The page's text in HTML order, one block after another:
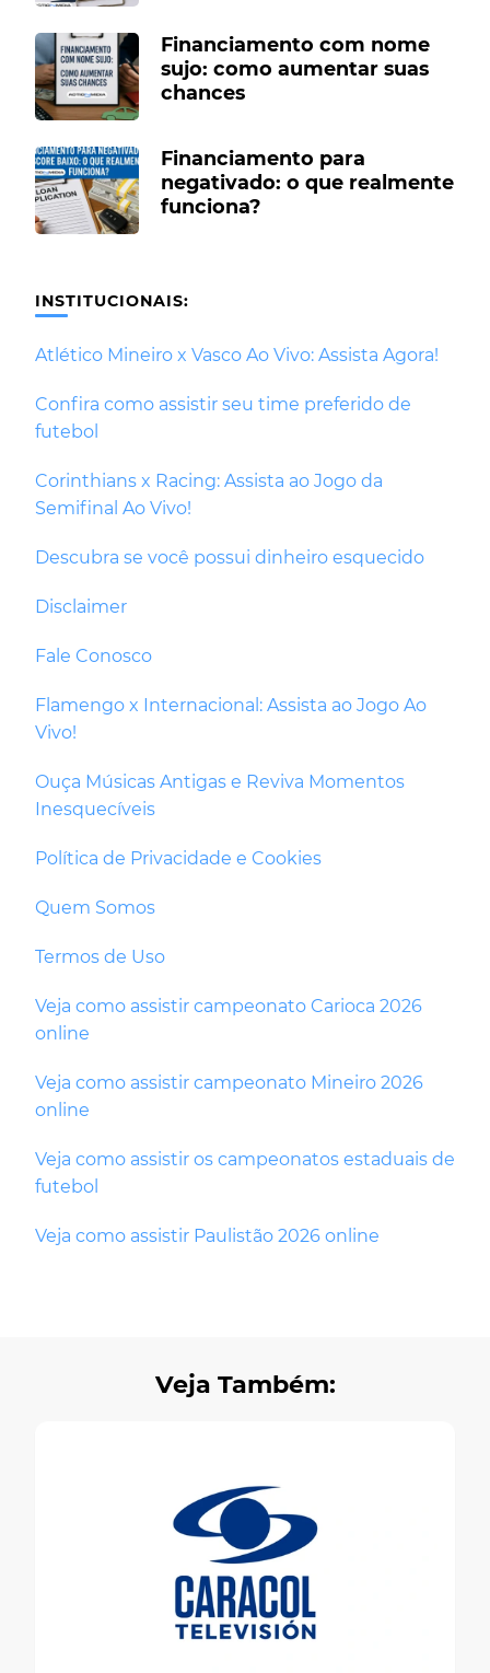
Financiamento com nome
sujo: como aumentar suas
chances
Financiamento para
negativado: o que realmente
funciona?
INSTITUCIONAIS:
Atlético Mineiro x Vasco Ao Vivo: Assista Agora!
Confira como assistir seu time preferido de
futebol
Corinthians x Racing: Assista ao Jogo da
Semifinal Ao Vivo!
Descubra se você possui dinheiro esquecido
Disclaimer
Fale Conosco
Flamengo x Internacional: Assista ao Jogo Ao
Vivo!
Ouça Músicas Antigas e Reviva Momentos
Inesquecíveis
Política de Privacidade e Cookies
Quem Somos
Termos de Uso
Veja como assistir campeonato Carioca 2026
online
Veja como assistir campeonato Mineiro 2026
online
Veja como assistir os campeonatos estaduais de
futebol
Veja como assistir Paulistão 2026 online
Veja Também: